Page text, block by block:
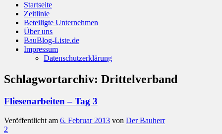
Startseite
Zeitlinie
Beteiligte Unternehmen
Über uns
BauBlog-Liste.de
Impressum
Datenschutzerklärung
Schlagwortarchiv: Drittelverband
Fliesenarbeiten – Tag 3
Veröffentlicht am 6. Februar 2013 von Der Bauherr
2